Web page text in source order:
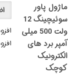
ماژول پاور
سوئیچینگ 12
ولت 500 میلی
آمپر برد های
الکترونیک
کوچک